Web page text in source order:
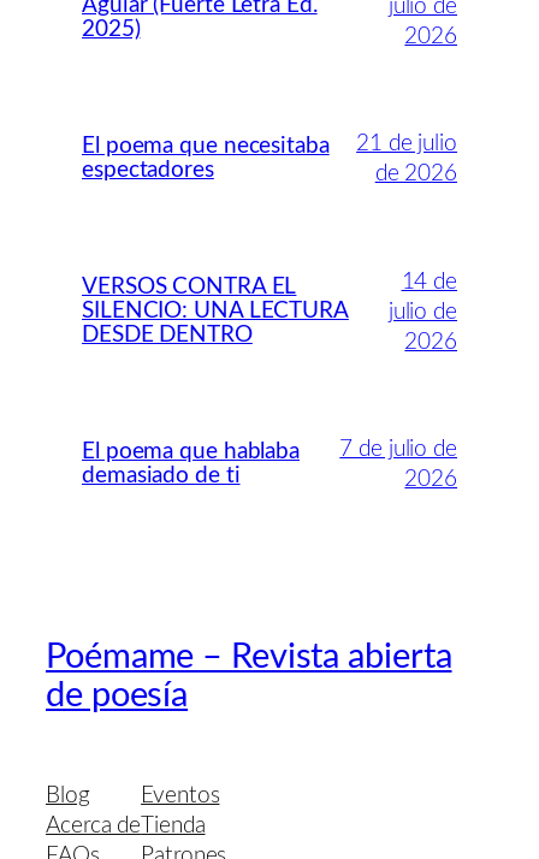
Aguiar (Fuerte Letra Ed.
2025)
julio de
2026
El poema que necesitaba
espectadores
21 de julio
de 2026
VERSOS CONTRA EL
SILENCIO: UNA LECTURA
DESDE DENTRO
14 de
julio de
2026
El poema que hablaba
demasiado de ti
7 de julio de
2026
Poémame – Revista abierta
de poesía
Blog
Acerca de
Eventos
Tienda